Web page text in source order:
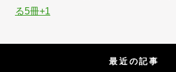
る5冊+1
最近の記事